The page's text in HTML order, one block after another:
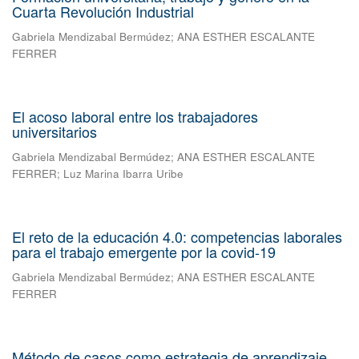
Cuarta Revolución Industrial
Gabriela Mendizabal Bermúdez; ANA ESTHER ESCALANTE
FERRER
El acoso laboral entre los trabajadores
universitarios
Gabriela Mendizabal Bermúdez; ANA ESTHER ESCALANTE
FERRER; Luz Marina Ibarra Uribe
El reto de la educación 4.0: competencias laborales
para el trabajo emergente por la covid-19
Gabriela Mendizabal Bermúdez; ANA ESTHER ESCALANTE
FERRER